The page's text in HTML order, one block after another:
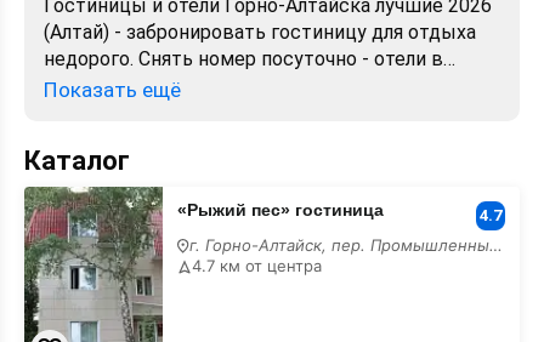
Гостиницы и отели Горно-Алтайска лучшие 2026
(Алтай) - забронировать гостиницу для отдыха
недорого. Снять номер посуточно - отели в
Горно-Алтайске. Лучшие цены, отзывы, фото,
выбор.
Показать ещё
Каталог
«Рыжий
пес»
гостиница
лучшие
«Рыжий пес» гостиница 4.7
г. Горно-Алтайск, пер. Промышленный, 14/1
4.7 км от центра